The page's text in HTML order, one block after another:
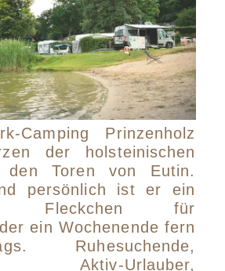
Camping Prinzenholz
der holsteinischen
den Toren von Eutin.
persönlich ist er ein
Fleckchen für
ein Wochenende fern
Ruhesuchende,
Aktiv-Urlauber,